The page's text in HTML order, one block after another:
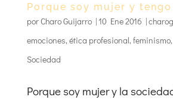
Porque soy mujer y tengo
porCharo Guijarro|10 Ene 2016 |
emociones,ética profesional,feminismo,
Sociedad
Porque soy mujer y la